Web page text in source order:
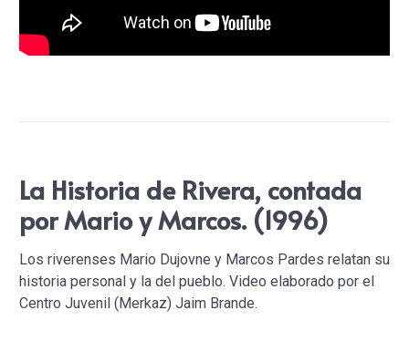
La Historia de Rivera, contada
por Mario y Marcos. (1996)
Los riverenses Mario Dujovne y Marcos Pardes relatan su
historia personal y la del pueblo. Video elaborado por el
Centro Juvenil (Merkaz) Jaim Brande.